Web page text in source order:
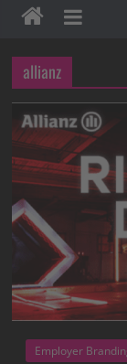
allianz
Employer